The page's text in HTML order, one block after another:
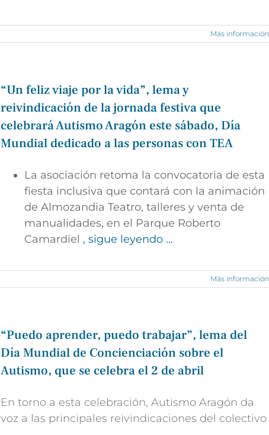
Más información
“Un feliz viaje por la vida”, lema y
reivindicación de la jornada festiva que
celebrará Autismo Aragón este sábado, Día
Mundial dedicado a las personas con TEA
La asociación retoma la convocatoria de esta
fiesta inclusiva que contará con la animación
de Almozandia Teatro, talleres y venta de
manualidades, en el Parque Roberto
Camardiel , sigue leyendo …
Más información
“Puedo aprender, puedo trabajar”, lema del
Día Mundial de Concienciación sobre el
Autismo, que se celebra el 2 de abril
En torno a esta celebración, Autismo Aragón da
voz a las principales reivindicaciones del colectivo